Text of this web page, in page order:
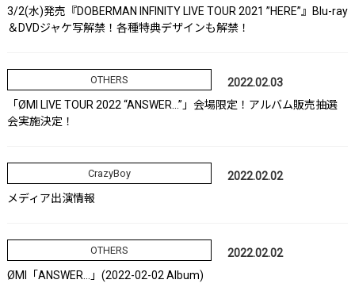
3/2(水)発売『DOBERMAN INFINITY LIVE TOUR 2021 ”HERE”』Blu-ray
＆DVDジャケ写解禁！各種特典デザインも解禁！
OTHERS
2022.02.03
「ØMI LIVE TOUR 2022 “ANSWER…”」会場限定！アルバム販売抽選
会実施決定！
CrazyBoy
2022.02.02
メディア出演情報
OTHERS
2022.02.02
ØMI「ANSWER…」(2022-02-02 Album)